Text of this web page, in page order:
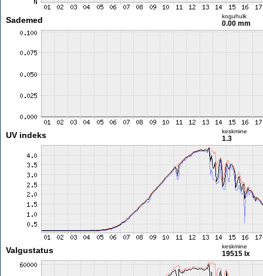
Sademed koguhulk
0.00 mm
UV indeks keskmine
1.3
Valgustatus keskmine
19515 lx